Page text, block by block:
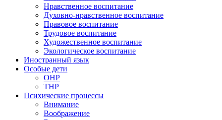
Нравственное воспитание
Духовно-нравственное воспитание
Правовое воспитание
Трудовое воспитание
Художественное воспитание
Экологическое воспитание
Иностранный язык
Особые дети
ОНР
ТНР
Психические процессы
Внимание
Воображение